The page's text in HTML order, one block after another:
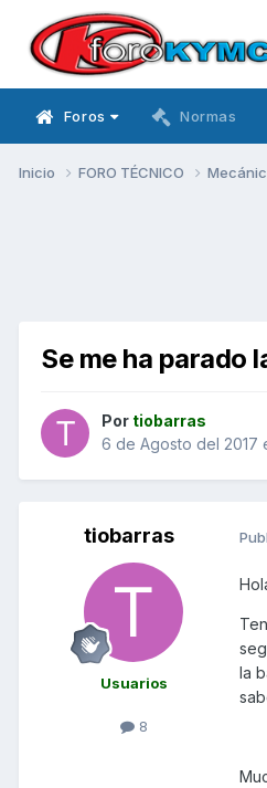
Foros Normas
Inicio FORO TÉCNICO
Se me ha parado
Por tiobarras
6 de Agosto del 2017
tiobarras
Usuarios
8
la